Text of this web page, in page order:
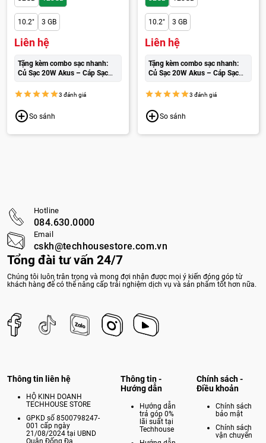
10.2" 3 GB
Liên hệ
Tặng kèm combo sạc nhanh:
Củ Sạc 20W Akus – Cáp Sạc
3 đánh giá
So sánh
10.2" 3 GB
Liên hệ
Tặng kèm combo sạc nhanh:
Củ Sạc 20W Akus – Cáp Sạc
3 đánh giá
So sánh
Tổng đài tư vấn 24/7
Chúng tôi luôn trân trọng và mong đợi nhận được mọi ý kiến đóng góp từ
khách hàng để có thể nâng cấp trải nghiệm dịch vụ và sản phẩm tốt hơn nữa.
Hotline
084.630.0000
Email
cskh@techhousestore.com.vn
Thông tin liên hệ
HỘ KINH DOANH
TECHHOUSE STORE
GPKD số 8500798247-
001 cấp ngày
21/08/2024 tại UBND
Quận Đống Đa
Thông tin -
Hướng dẫn
Hướng dẫn
trả góp 0%
lãi suất tại
Techhouse
Chính sách -
Điều khoản
Chính sách
bảo mật
Chính sách
vận chuyển